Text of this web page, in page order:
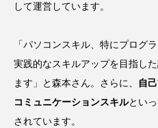
して運営しています。
「パソコンスキル、特にプログ
実践的なスキルアップを目指し
ます」と森本さん。さらに、
自
コミュニケーションスキルとい
されています。